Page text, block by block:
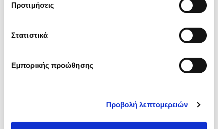
Προτιμήσεις
Στατιστικά
Εμπορικής προώθησης
Προβολή λεπτομερειών